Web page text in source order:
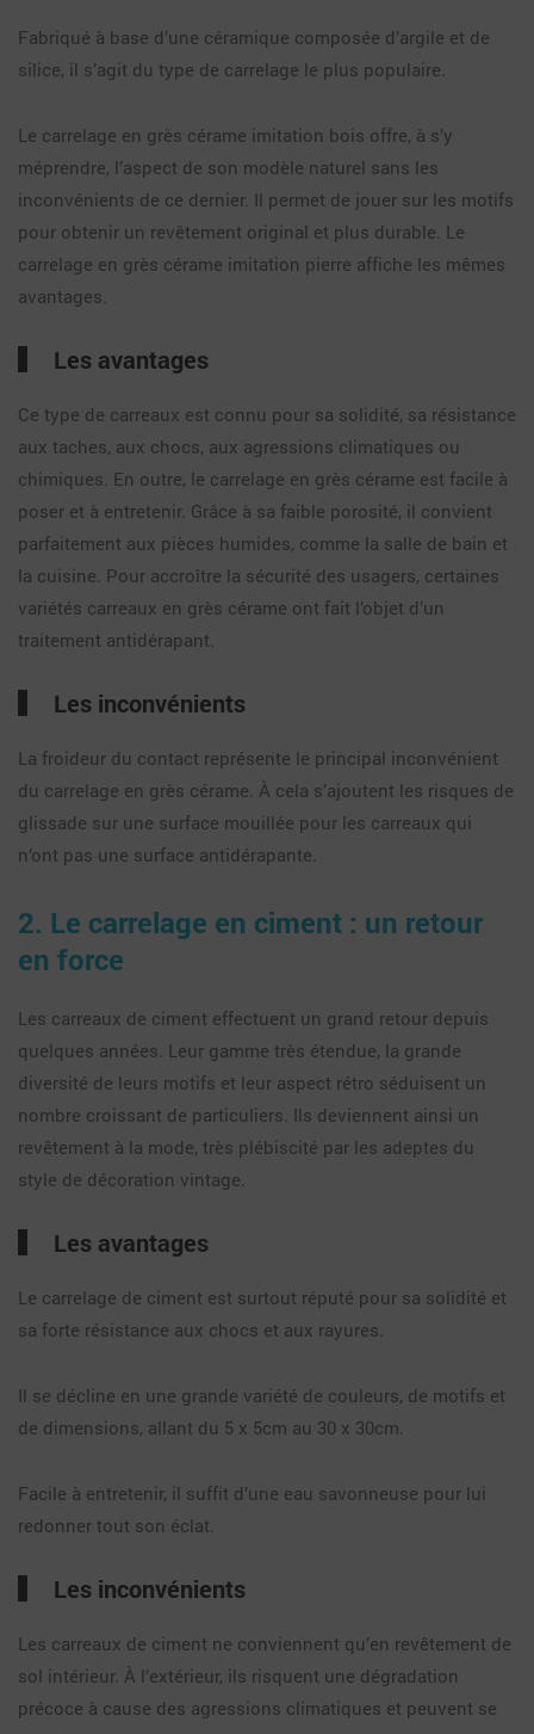
Fabriqué à base d’une céramique composée d’argile et de
silice, il s’agit du type de carrelage le plus populaire.
Le carrelage en grès cérame imitation bois offre, à s’y
méprendre, l’aspect de son modèle naturel sans les
inconvénients de ce dernier. Il permet de jouer sur les motifs
pour obtenir un revêtement original et plus durable. Le
carrelage en grès cérame imitation pierre affiche les mêmes
avantages.
Les avantages
Ce type de carreaux est connu pour sa solidité, sa résistance
aux taches, aux chocs, aux agressions climatiques ou
chimiques. En outre, le carrelage en grès cérame est facile à
poser et à entretenir. Grâce à sa faible porosité, il convient
parfaitement aux pièces humides, comme la salle de bain et
la cuisine. Pour accroître la sécurité des usagers, certaines
variétés carreaux en grès cérame ont fait l’objet d’un
traitement antidérapant.
Les inconvénients
La froideur du contact représente le principal inconvénient
du carrelage en grès cérame. À cela s’ajoutent les risques de
glissade sur une surface mouillée pour les carreaux qui
n’ont pas une surface antidérapante.
2. Le carrelage en ciment : un retour
en force
Les carreaux de ciment effectuent un grand retour depuis
quelques années. Leur gamme très étendue, la grande
diversité de leurs motifs et leur aspect rétro séduisent un
nombre croissant de particuliers. Ils deviennent ainsi un
revêtement à la mode, très plébiscité par les adeptes du
style de décoration vintage.
Les avantages
Le carrelage de ciment est surtout réputé pour sa solidité et
sa forte résistance aux chocs et aux rayures.
Il se décline en une grande variété de couleurs, de motifs et
de dimensions, allant du 5 x 5cm au 30 x 30cm.
Facile à entretenir, il suffit d’une eau savonneuse pour lui
redonner tout son éclat.
Les inconvénients
Les carreaux de ciment ne conviennent qu’en revêtement de
sol intérieur. À l’extérieur, ils risquent une dégradation
précoce à cause des agressions climatiques et peuvent se